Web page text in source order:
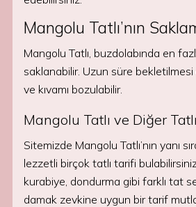
Mangolu Tatlı’nın
Mangolu Tatlı, buzdolabında en
saklanabilir. Uzun süre bekletilmesi
ve kıvamı bozulabilir.
Mangolu Tatlı ve Diğer
Sitemizde Mangolu Tatlı’nın yanı
lezzetli birçok tatlı tarifi
kurabiye, dondurma gibi farklı tat
damak zevkine uygun bir tarif